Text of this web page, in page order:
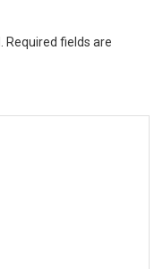
Required fields are